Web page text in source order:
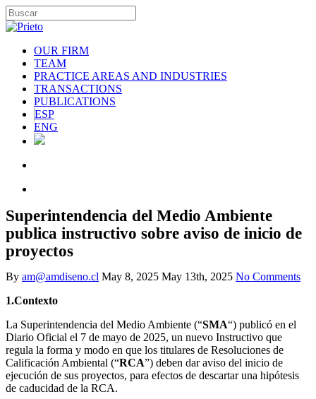
OUR FIRM
TEAM
PRACTICE AREAS AND INDUSTRIES
TRANSACTIONS
PUBLICATIONS
ESP
ENG
Superintendencia del Medio Ambiente
publica instructivo sobre aviso de inicio de
proyectos
By am@amdiseno.cl May 8, 2025 May 13th, 2025 No Comments
1.Contexto
La Superintendencia del Medio Ambiente (“SMA“) publicó en el
Diario Oficial el 7 de mayo de 2025, un nuevo Instructivo que
regula la forma y modo en que los titulares de Resoluciones de
Calificación Ambiental (“RCA”) deben dar aviso del inicio de
ejecución de sus proyectos, para efectos de descartar una hipótesis
de caducidad de la RCA.